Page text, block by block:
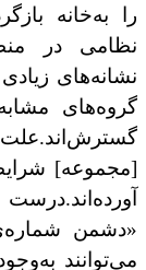
را به‌خانه
نظامی در
نشانه‌های
گروه‌های
‌گسترش‌اند.
[مجموعه]
آورده‌اند.درست
«دشمن
می‌توانند